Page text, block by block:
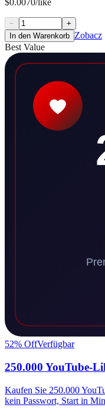
$0.0070/like
−
+
In den Warenkorb Zobacz
Best Value
52% OffVerfügbar
250.000 YouTube-
Kaufen Sie 250.000
kein Passwort, Start in